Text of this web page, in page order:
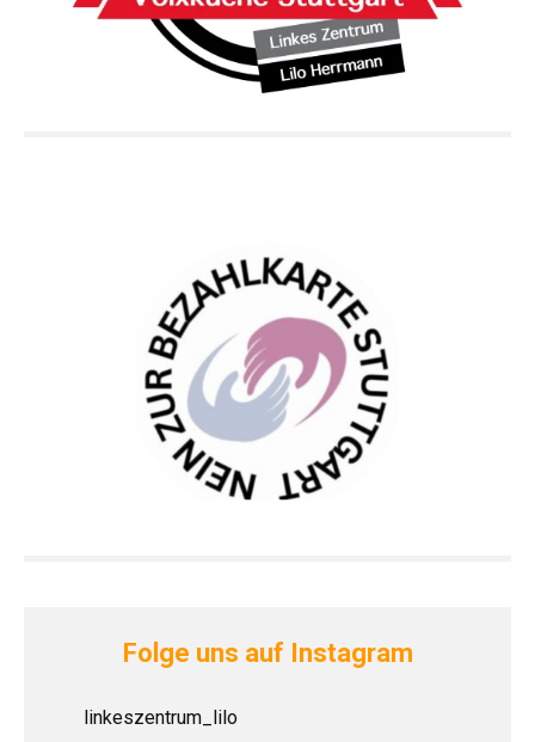
Folge uns auf Instagram
linkeszentrum_lilo